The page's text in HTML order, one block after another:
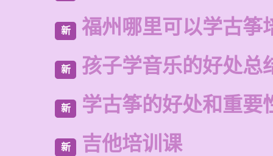
新 福州哪里可以学古筝
新 孩子学音乐的好处总
新 学古筝的好处和重要
新 吉他培训课